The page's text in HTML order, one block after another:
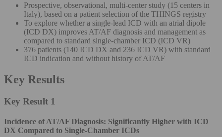
Prospective, observational, multi-center study (15 centers in
Italy), based on a patient selection of the THINGS registry
To explore whether a single-lead ICD with an atrial dipole
(ICD DX) improves AT/AF diagnosis and management as
compared to standard single-chamber ICD (ICD VR)
376 patients (140 ICD DX and 236 ICD VR) with standard
ICD indication and without history of AT/AF
Key Results
Key Result 1
Incidence of AT/AF Diagnosis: Significantly Higher with ICD
DX Compared to Single-Chamber ICDs